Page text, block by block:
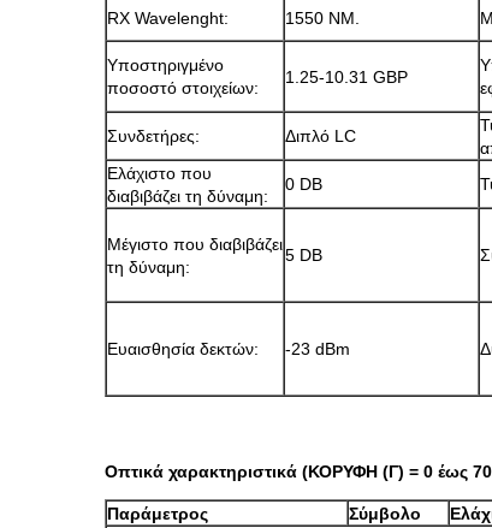
RX Wavelenght: 1550 NM.
Υποστηριγμένο
ποσοστό στοιχείων:
1.25-10.31 GBP
Συνδετήρες:
Διπλό LC
Ελάχιστο που
διαβιβάζει τη δύναμη:
0 DB
Μέγιστο που διαβιβάζει
τη δύναμη:
5 DB
Ευαισθησία δεκτών: -23 dBm
Οπτικά χαρακτηριστικά (ΚΟΡΥΦΗ (Γ) = 0 έως
Παράμετρος Σύμβολο